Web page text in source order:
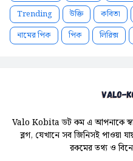
Trending
উক্তি কবিতা
নামের পিক
পিক লিরিক্স
Valo Kobita ডট কম এ আপনাকে
ব্লগ, যেখানে সব জিনিসই পাওয়া
রকমের তথ্য ও